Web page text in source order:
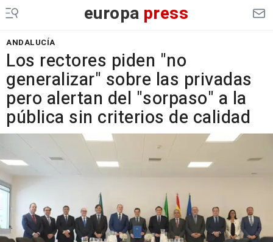
europa press
ANDALUCÍA
Los rectores piden "no
generalizar" sobre las privadas
pero alertan del "sorpaso" a la
pública sin criterios de calidad